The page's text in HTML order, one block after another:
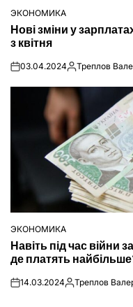
ОПУБЛІКУВАТИ
У
ЭКОНОМИКА
Нові зміни у
з квітня
on03.04.2024Опубліковано
Треплов
ОПУБЛІКУВАТИ
У
ЭКОНОМИКА
Навіть під час війни
де платять
on14.03.2024Опубліковано
Треплов